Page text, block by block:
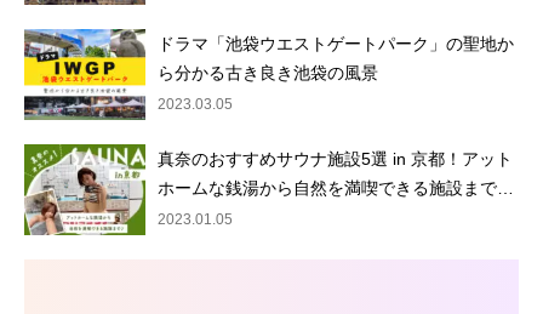
ドラマ「池袋ウエストゲートパーク」の聖地か
ら分かる古き良き池袋の風景
2023.03.05
真奈のおすすめサウナ施設5選 in 京都！アット
ホームな銭湯から自然を満喫できる施設まで…
2023.01.05